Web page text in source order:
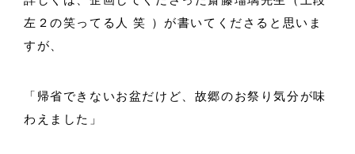
左２の笑ってる人 笑 ）が書いてくださると思いま
すが、
「帰省できないお盆だけど、故郷のお祭り気分が味
わえました」